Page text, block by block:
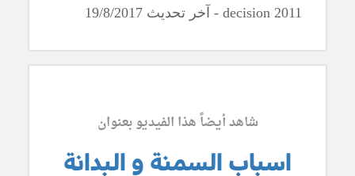
decision 2011 - آخر تحديث 19/8/2017
شاهد أيضاً هذا الفيديو بعنوان
اسباب السمنة و البدانة